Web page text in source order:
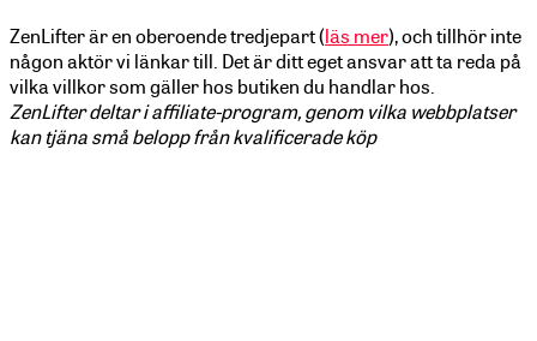
ZenLifter är en oberoende tredjepart (läs mer), och tillhör inte
någon aktör vi länkar till. Det är ditt eget ansvar att ta reda på
vilka villkor som gäller hos butiken du handlar hos.
ZenLifter deltar i affiliate-program, genom vilka webbplatser
kan tjäna små belopp från kvalificerade köp